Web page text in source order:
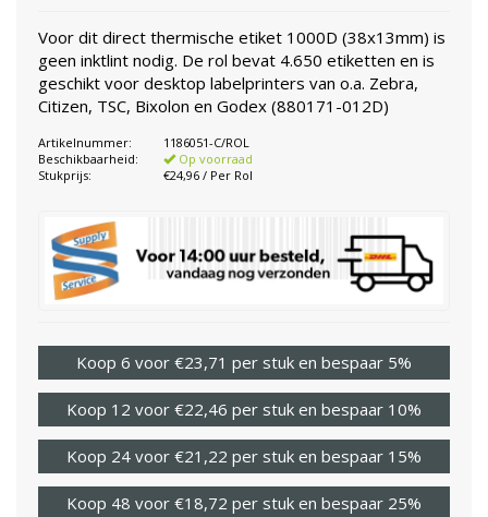
Voor dit direct thermische etiket 1000D (38x13mm) is
geen inktlint nodig. De rol bevat 4.650 etiketten en is
geschikt voor desktop labelprinters van o.a. Zebra,
Citizen, TSC, Bixolon en Godex (880171-012D)
Artikelnummer:
1186051-C/ROL
Beschikbaarheid:
Op voorraad
Stukprijs:
€24,96 / Per Rol
Koop 6 voor €23,71 per stuk en bespaar 5%
Koop 12 voor €22,46 per stuk en bespaar 10%
Koop 24 voor €21,22 per stuk en bespaar 15%
Koop 48 voor €18,72 per stuk en bespaar 25%